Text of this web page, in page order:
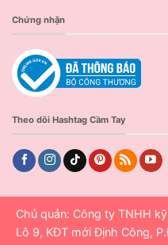
Chứng nhận
Theo dõi Hashtag Cầm Tay
Chủ quản: Công ty TNHH
Lô 9, KĐT mới Định Công,